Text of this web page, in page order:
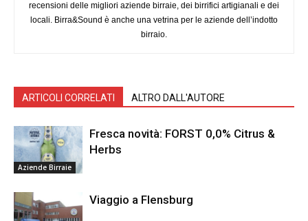
recensioni delle migliori aziende birraie, dei birrifici artigianali e dei
locali. Birra&Sound è anche una vetrina per le aziende dell’indotto
birraio.
ARTICOLI CORRELATI ALTRO DALL'AUTORE
Aziende Birraie
Fresca novità: FORST 0,0% Citrus &
Herbs
Viaggio a Flensburg